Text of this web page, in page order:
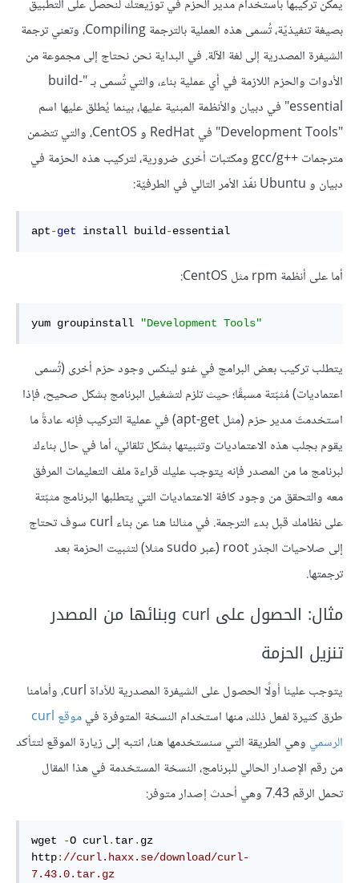
يمكن تركيبها باستخدام مدير الحزم في توزيعتك لنحصل على التطبيق
بصيغة تنفيذيّة، تُسمى هذه العملية بالترجمة Compiling، وتعني ترجمة
الشيفرة المصدرية إلى لغة الآلة. في البداية نحن نحتاج إلى مجموعة من
الأدوات والحزم اللازمة في أي عملية بناء، والتي تُسمى بـ "build-
essential" في دبيان والأنظمة المبنية عليها، بينما يُطلق عليها اسم
"Development Tools" في RedHat و CentOS، والتي تتضمن
مترجمات ++gcc/g ومكتبات أخرى ضرورية، لتركيب هذه الحزمة في
دبيان و Ubuntu نفّذ الأمر التالي في الطرفيّة:
apt-get install build -essential
أما على أنظمة rpm مثل CentOS:
yum groupinstall "Development Tools"
يتطلب تركيب بعض البرامج في غنو لينكس وجود حزم أخرى (تُسمى
اعتماديات) مُثبّتة مسبقًا؛ حيث تلزم لتشغيل البرنامج بشكل صحيح، فإذا
استخدمتَ مدير حزم (مثل apt-get) في عملية التركيب فإنه عادةً ما
يقوم بجلب هذه الاعتماديات وتثبيتها بشكل تلقائي، أما في حال بناءك
لبرنامج ما من المصدر فإنه يتوجب عليك قراءة ملف التعليمات المرفق
معه والتحقق من وجود كافة الاعتماديات التي يتطلبها البرنامج مثبّتة
على نظامك قبل بدء الترجمة. في مثالنا هنا عن بناء curl سوف تحتاج
إلى صلاحيات الجذر root (عبر sudo مثلا) لتثبيت الحزمة بعد
ترجمتها.
مثال: الحصول على curl وبنائها من المصدر
تنزيل الحزمة
يتوجب علينا أولًا الحصول على الشيفرة المصدرية للأداة curl، وأمامنا
طرق كثيرة لفعل ذلك، منها استخدام النسخة المتوفرة في
موقع curl
الرسمي وهي الطريقة التي سنستخدمها هنا، انتبه إلى زيارة الموقع لتتأكد
من رقم الإصدار الحالي للبرنامج، النسخة المستخدمة في هذا المقال
تحمل الرقم 7.43 وهي أحدث إصدار متوفر:
wget -O curl. tar. gz
http: //curl.haxx.se/download/curl-
7.43.0.tar.gz